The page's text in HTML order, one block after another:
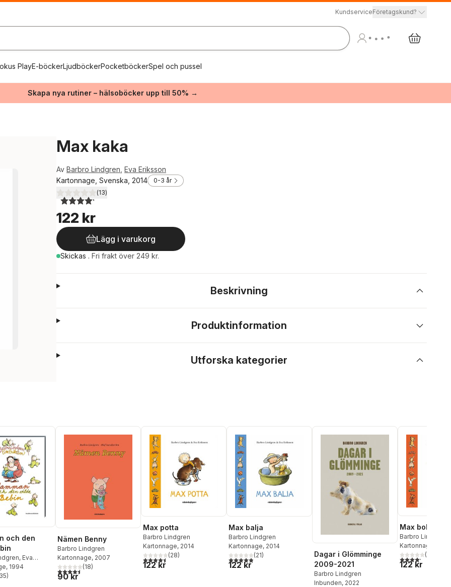
KundserviceFöretagskund?
PlayE-böckerLjudböckerPocketböckerSpel och pussel
Skapa nya rutiner – hälsoböcker upp till 50% →
Max kaka
Av Barbro Lindgren Eva Eriksson
Kartonnage, Svenska, 2014
0-3 år
4,2utav 5 stjärnor. Totalt antal röster:
(13)
122 kr
Lägg i varukorg
Skickas . Fri frakt över 249 kr.
Beskrivning
Produktinformation
Utforska kategorier
och den
, Eva
, 1994
Totalt antal röster:
35)
Nämen Benny
Barbro Lindgren
Kartonnage, 2007
4,5utav 5 stjärnor. Totalt antal röster:
(18)
90 kr
Max potta
Barbro Lindgren
Kartonnage, 2014
4,5utav 5 stjärnor. Totalt antal röster:
(28)
122 kr
Max balja
Barbro Lindgren
Kartonnage, 2014
4,9utav 5 stjärnor. Totalt antal röster:
(21)
122 kr
Dagar i Glömminge
2009-2021
Barbro Lindgren
Inbunden, 2022
Max boll
Barbro Lindgren
Kartonnage
4,2utav 5(
122 kr